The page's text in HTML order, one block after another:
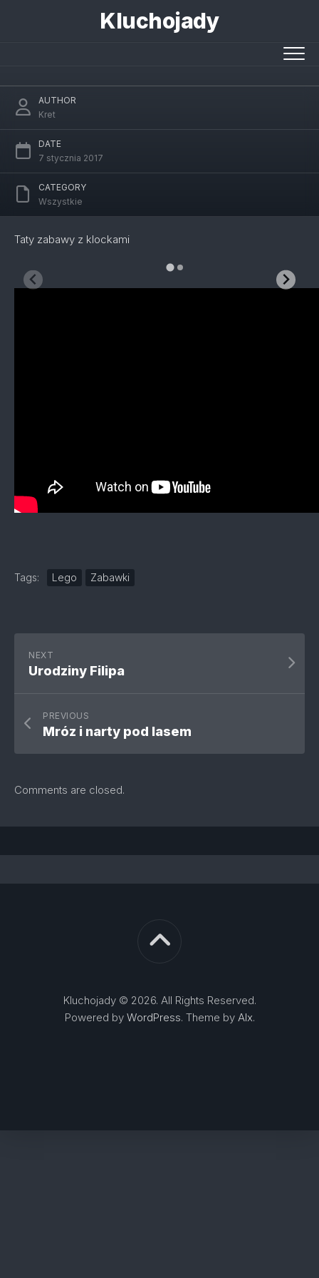
Kluchojady
AUTHOR
Kret
DATE
7 stycznia 2017
CATEGORY
Wszystkie
Taty zabawy z klockami
Tags: Lego Zabawki
NEXT
Urodziny Filipa
PREVIOUS
Mróz i narty pod lasem
Comments are closed.
Kluchojady © 2026. All Rights Reserved.
Powered by WordPress. Theme by Alx.